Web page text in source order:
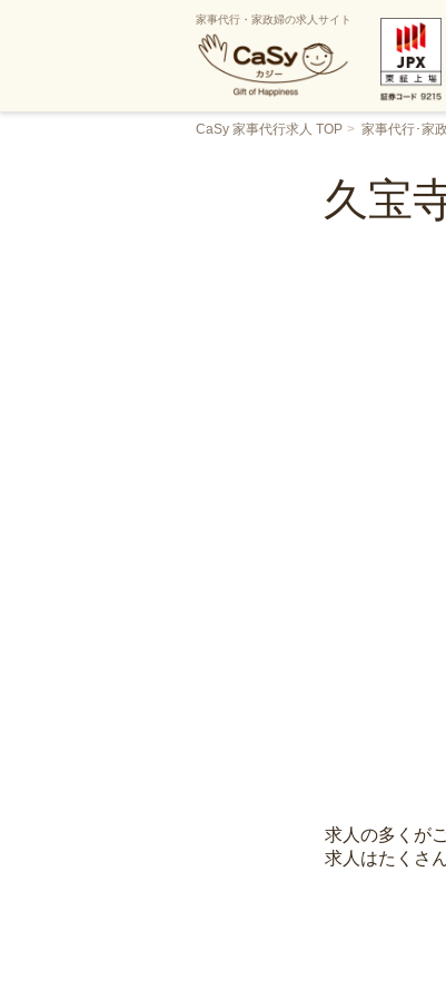
家事代行・家政婦の求人サイト
CaSy 家事代行求人 TOP 家事代行･家
久宝
求人の多くが
求人はたくさ